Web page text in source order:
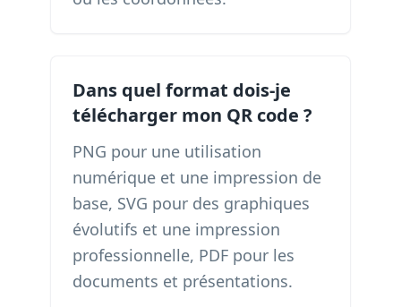
Dans quel format dois-je
télécharger mon QR code ?
PNG pour une utilisation
numérique et une impression de
base, SVG pour des graphiques
évolutifs et une impression
professionnelle, PDF pour les
documents et présentations.